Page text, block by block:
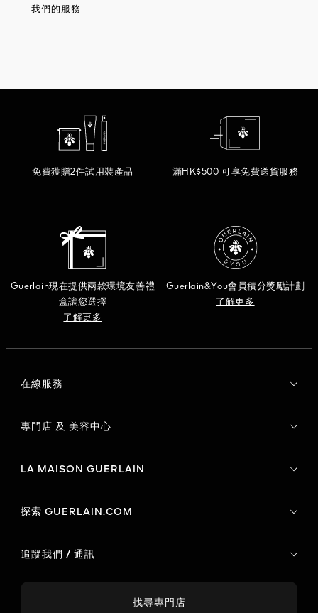
我們的服務
免費獲贈2件試用裝產品 滿HK$500 可享免費送貨服務
Guerlain現在提供兩款環境友善禮
盒讓您選擇
了解更多
Guerlain&You會員積分獎勵計劃
了解更多
在線服務
專門店 及 美容中心
LA MAISON GUERLAIN
探索 GUERLAIN.COM
追蹤我們 / 通訊
找尋專門店